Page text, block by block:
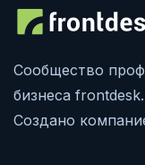
Сообщество
бизнеса
Создано